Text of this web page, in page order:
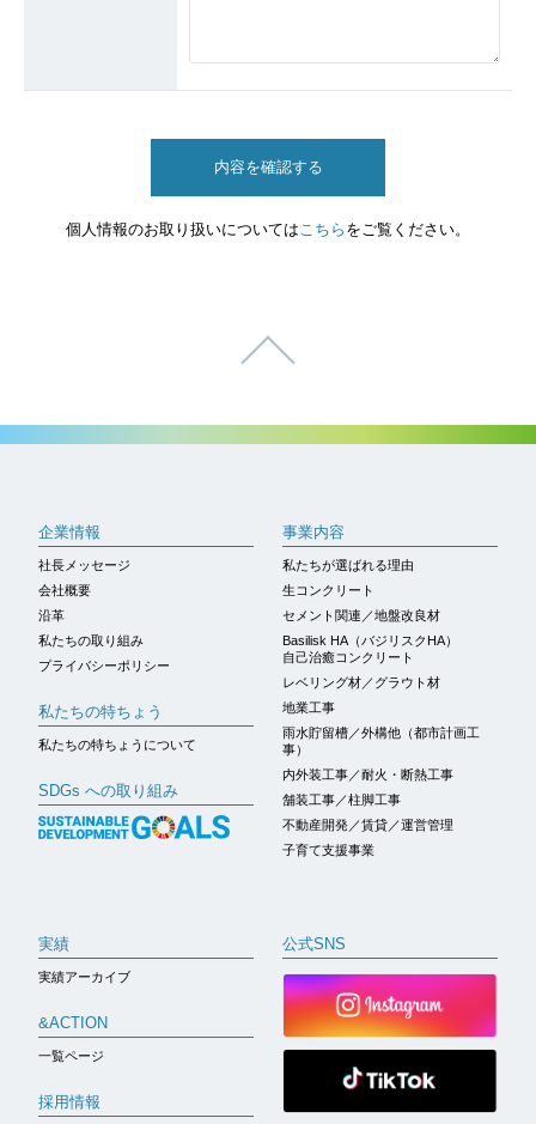
個人情報のお取り扱いについてはこちら をご覧ください。
ページトップへ
企業情報
社長メッセージ
会社概要
沿革
私たちの取り組み
プライバシーポリシー
私たちの特ちょう
私たちの特ちょうについて
SDGs への取り組み
事業内容
私たちが選ばれる理由
生コンクリート
セメント関連／地盤改良材
Basilisk HA（バジリスクHA）
自己治癒コンクリート
レベリング材／グラウト材
地業工事
雨水貯留槽／外構他（都市計画工
事）
内外装工事／耐火・断熱工事
舗装工事／柱脚工事
不動産開発／賃貸／運営管理
子育て支援事業
実績
実績アーカイブ
&ACTION
一覧ページ
採用情報
公式SNS